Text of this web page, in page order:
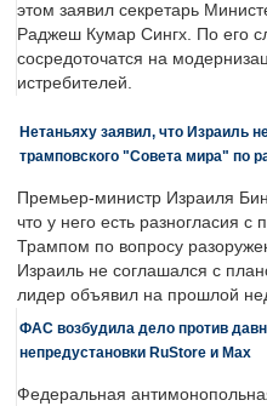
этом заявил секретарь
Раджеш Кумар Сингх. По его
сосредоточатся на
истребителей.
Нетаньяху заявил, что Израиль
трамповского "Совета мира" по
Премьер-министр Израиля
что у него есть разногласия
Трампом по вопросу
Израиль не соглашался с
лидер объявил на прошлой
ФАС возбудила дело против
непредустановки RuStore и Max
Федеральная